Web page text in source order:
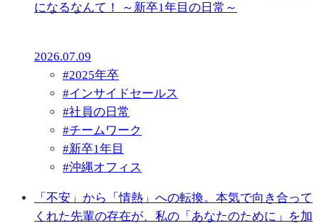
になるなんて！ ～新卒1年目の日常～
2026.07.09
#2025年卒
#インサイドセールス
#社員の日常
#チームワーク
#新卒1年目
#沖縄オフィス
「不安」から「情熱」への転換。本気で向き合って
くれた先輩の存在が、私の「あなたのために」を加